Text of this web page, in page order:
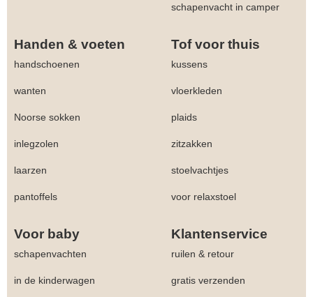
schapenvacht in camper
Handen & voeten Tof voor thuis
handschoenen kussens
wanten vloerkleden
Noorse sokken plaids
inlegzolen zitzakken
laarzen stoelvachtjes
pantoffels voor relaxstoel
Voor baby Klantenservice
schapenvachten ruilen & retour
in de kinderwagen gratis verzenden